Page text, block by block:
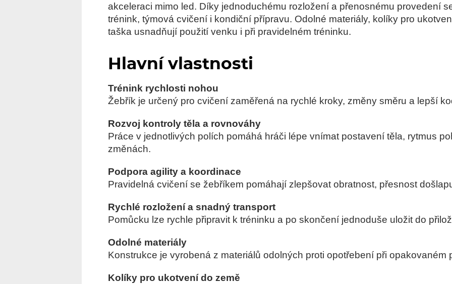
akceleraci mimo led. Díky jednoduchému rozložení a přenosnému provedení
trénink, týmová cvičení i kondiční přípravu. Odolné materiály, kolíky pro
taška usnadňují použití venku i při pravidelném tréninku.
Hlavní vlastnosti
Trénink rychlosti nohou
Žebřík je určený pro cvičení zaměřená na rychlé kroky, změny směru a lepší
Rozvoj kontroly těla a rovnováhy
Práce v jednotlivých polích pomáhá hráči lépe vnímat postavení těla, rytmus
změnách.
Podpora agility a koordinace
Pravidelná cvičení se žebříkem pomáhají zlepšovat obratnost, přesnost
Rychlé rozložení a snadný transport
Pomůcku lze rychle připravit k tréninku a po skončení jednoduše uložit do
Odolné materiály
Konstrukce je vyrobená z materiálů odolných proti opotřebení při opakovaném
Kolíky pro ukotvení do země